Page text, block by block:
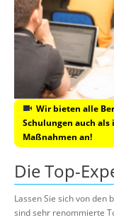
Wir bieten alle
Schulungen auch
Maßnahmen an!
Die Top-
Lassen Sie sich von den
sind sehr renommierte